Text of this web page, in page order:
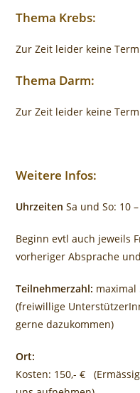
Thema Krebs:
Zur Zeit leider keine
Thema Darm:
Zur Zeit leider keine
Weitere Infos:
Uhrzeiten Sa und So: 10
Beginn evtl auch jeweils
vorheriger Absprache
Teilnehmerzahl: maximal
(freiwillige
gerne dazukommen)
Ort:
Kosten: 150,- €